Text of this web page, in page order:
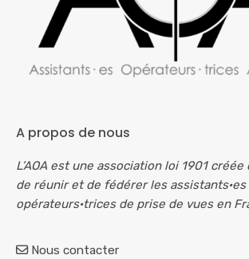
A propos de nous
L’AOA est une association loi 1901 créée
de réunir et de fédérer les assistants·es
opérateurs·trices de prise de vues en
Nous contacter